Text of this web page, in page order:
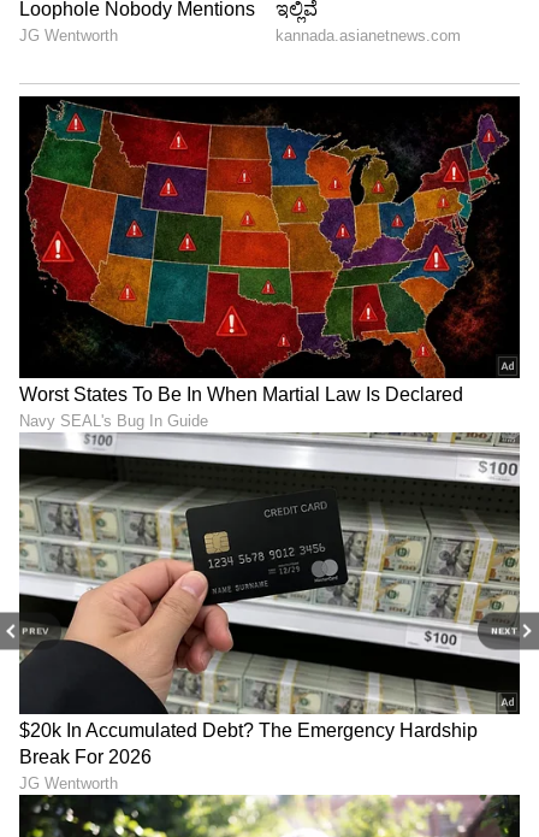
PREV NEXT
ABOUT THE AUTHOR
GS Govindaraj S
ಏಷ್ಯಾನೆಟ್ ಸುವರ್ಣ ಡಿಜಿಟಲ್ ಕನ್ನಡ ವಿಭಾಗದಲ್ಲಿ ಉಪ ಸಂಪಾದಕ.
ಕಳೆದ 8 ವರ್ಷಗಳಿಂದ ಮಾಧ್ಯಮ ಪ್ರಪಂಚದಲ್ಲಿದ್ದೇನೆ. ಹುಟ್ಟಿ
ಬೆಳೆದಿದ್ದು ಬೆಂಗಳೂರಿನಲ್ಲಿ. ಸ್ನಾತಕೋತ್ತರ ಪದವಿಯನ್ನು ಬೆಂಗಳೂರು
ವಿಶ್ವವಿದ್ಯಾಲಯದಿಂದ ಪಡೆದಿದ್ದೇನೆ. ದೂರದರ್ಶನದಲ್ಲಿ ಇಂಟರ್ನ್‌ಶಿಪ್
ನಿರ್ವಹಣೆ. ಪ್ರಜಾವಾಣಿ ಮತ್ತು ಉದಯವಾಣಿ ಡಿಜಿಟಲ್ ವಿಭಾಗದಲ್ಲಿ
ಬರಹಗಾರ ಹಾಗೂ ಕಂಟೆಂಟ್ ಡೆವಲಪರ್ ಆಗಿ ಕೆಲಸ ಮಾಡಿದ್ದೇನೆ.
ಮನರಂಜನೆ ಸುದ್ದಿಗಳ ಬಗ್ಗೆ ತುಂಬಾ ಆಸಕ್ತಿ. ಸಿನಿಮಾ ವೀಕ್ಷಿಸುವುದು,
ಸಂಗೀತ ಕೇಳುವುದು ಮತ್ತು ಕ್ರೀಡೆ ನೆಚ್ಚಿನ ಹವ್ಯಾಸಗಳು.
ಮಳೆ ಮಾನ್ಸೂನ್ ಬೆಂಗಳೂರು ಸುದ್ದಿ